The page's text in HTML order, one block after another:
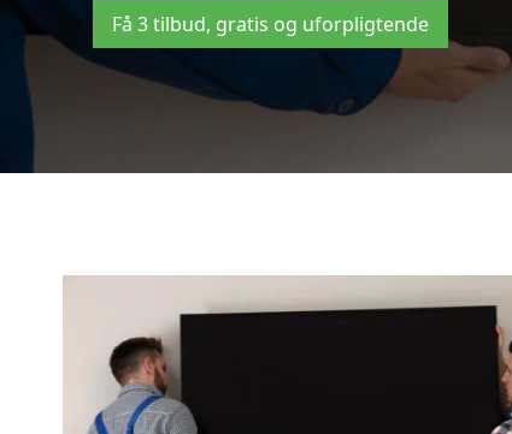
Få 3 tilbud, gratis og uforpligtende